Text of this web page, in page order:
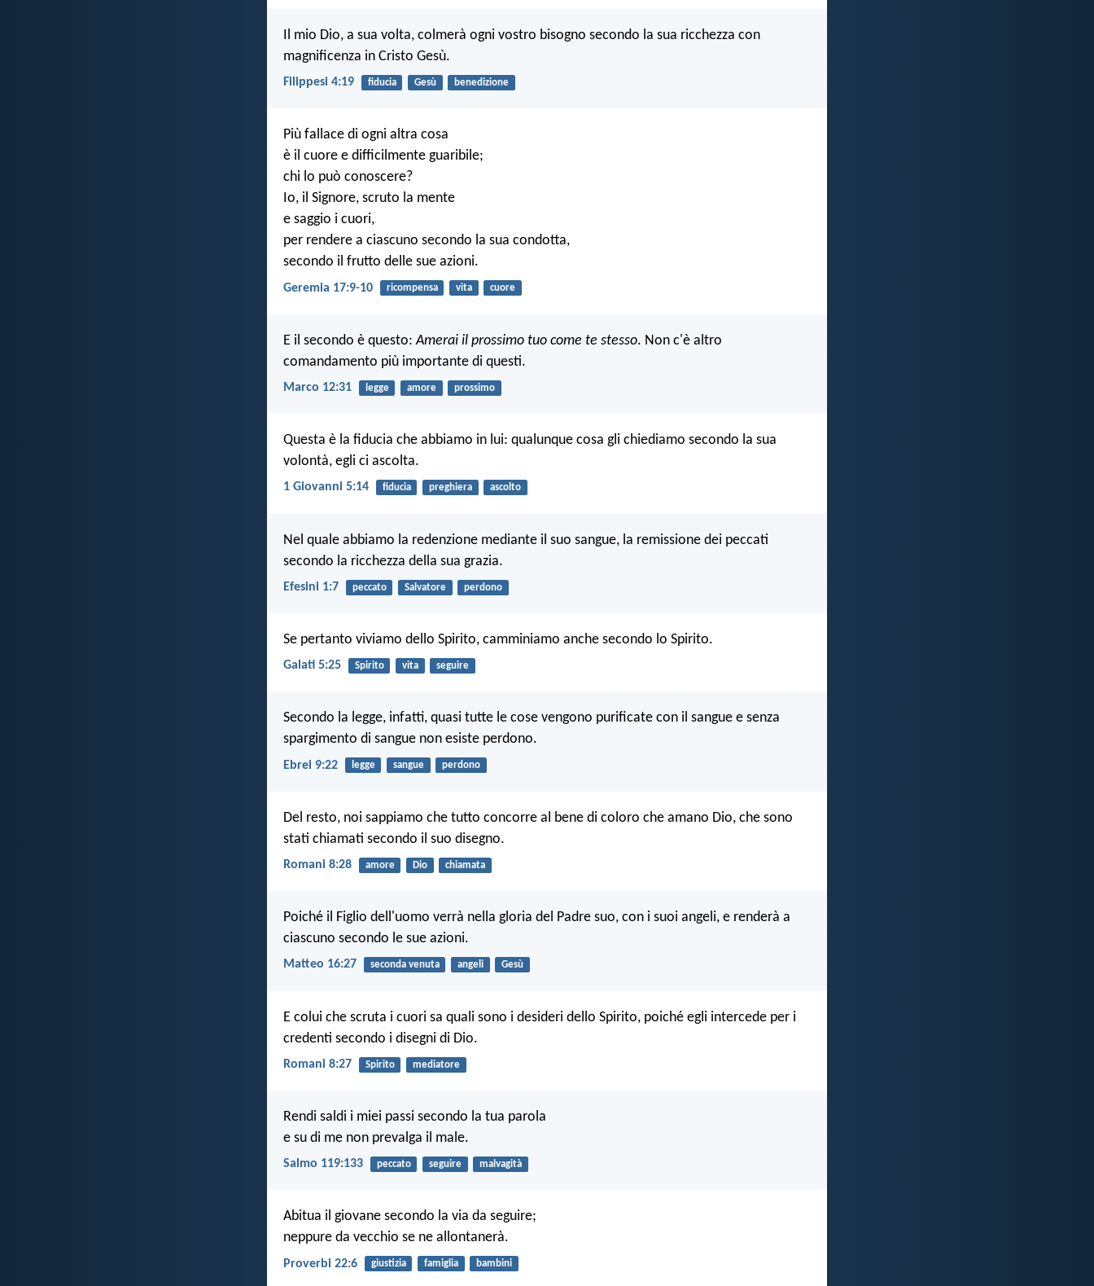
Il mio Dio, a sua volta, colmerà ogni vostro bisogno secondo la sua ricchezza con
magnificenza in Cristo Gesù.
Filippesi 4:19 fiducia Gesù benedizione
Più fallace di ogni altra cosa
è il cuore e difficilmente guaribile;
chi lo può conoscere?
Io, il Signore, scruto la mente
e saggio i cuori,
per rendere a ciascuno secondo la sua condotta,
secondo il frutto delle sue azioni.
Geremia 17:9-10 ricompensa vita cuore
E il secondo è questo:Amerai il prossimo tuo come te stesso. Non c'è altro
comandamento più importante di questi.
Marco 12:31 legge amore prossimo
Questa è la fiducia che abbiamo in lui: qualunque cosa gli chiediamo secondo la sua
volontà, egli ci ascolta.
1 Giovanni 5:14 fiducia preghiera ascolto
Nel quale abbiamo la redenzione mediante il suo sangue, la remissione dei peccati
secondo la ricchezza della sua grazia.
Efesini 1:7 peccato Salvatore perdono
Se pertanto viviamo dello Spirito, camminiamo anche secondo lo Spirito.
Galati 5:25 Spirito vita seguire
Secondo la legge, infatti, quasi tutte le cose vengono purificate con il sangue e senza
spargimento di sangue non esiste perdono.
Ebrei 9:22 legge sangue perdono
Del resto, noi sappiamo che tutto concorre al bene di coloro che amano Dio, che sono
stati chiamati secondo il suo disegno.
Romani 8:28 amore Dio chiamata
Poiché il Figlio dell'uomo verrà nella gloria del Padre suo, con i suoi angeli, e renderà a
ciascuno secondo le sue azioni.
Matteo 16:27 seconda venuta angeli Gesù
E colui che scruta i cuori sa quali sono i desideri dello Spirito, poiché egli intercede per i
credenti secondo i disegni di Dio.
Romani 8:27 Spirito mediatore
Rendi saldi i miei passi secondo la tua parola
e su di me non prevalga il male.
Salmo 119:133 peccato seguire malvagità
Abitua il giovane secondo la via da seguire;
neppure da vecchio se ne allontanerà.
Proverbi 22:6 giustizia famiglia bambini